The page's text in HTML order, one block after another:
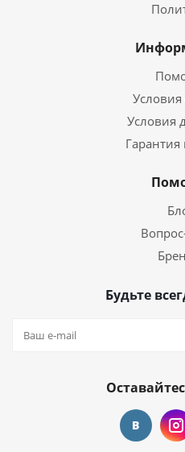
Условия
Гарантия
Будьте